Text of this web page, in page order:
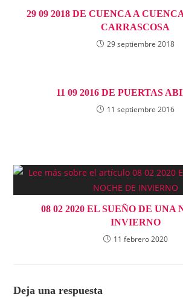
29 09 2018 DE CUENCA A
CARRASCOSA
29 septiembre 2018
11 09 2016 DE PUERTAS
11 septiembre 2016
08 02 2020 EL SUEÑO DE UNA
INVIERNO
11 febrero 2020
Deja una respuesta